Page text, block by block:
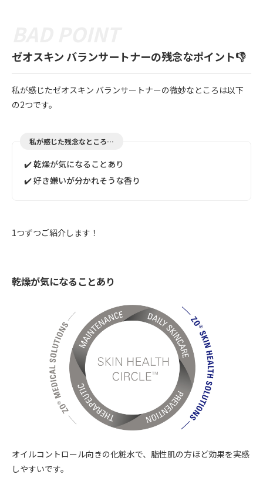
ゼオスキン バランサートナーの残念なポイント👎
私が感じたゼオスキン バランサートナーの微妙なところは以下
の2つです。
私が感じた残念なところ…
✔️ 乾燥が気になることあり
✔️ 好き嫌いが分かれそうな香り
1つずつご紹介します！
乾燥が気になることあり
オイルコントロール向きの化粧水で、脂性肌の方ほど効果を実感
しやすいです。